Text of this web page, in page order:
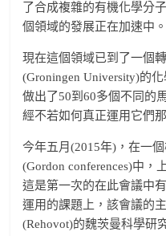
了合成複雜的有機化學分
個領域的發展正在加速中。
現在這個領域已到了一個
(Groningen University)的
做出了50到60多個不同的
經不若如何真正運用它們
今年五月(2015年)，在一
(Gordon conferences)中，
這是第一次的在此會議中
運用的課題上，該會議的
(Rehovot)的魏茨曼科學研